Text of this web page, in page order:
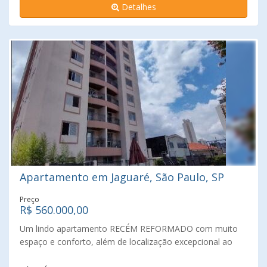
e acomodar carnes e utensílios. Condomínio com lazer
completo, com piscinas adulto e infantil, churrasqueira,
Detalhes
Apartamento em Jaguaré, São Paulo, SP
Preço
R$ 560.000,00
Um lindo apartamento RECÉM REFORMADO com muito
espaço e conforto, além de localização excepcional ao